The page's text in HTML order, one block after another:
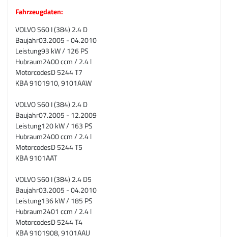
Fahrzeugdaten:
VOLVO S60 I (384) 2.4 D
Baujahr03.2005 - 04.2010
Leistung93 kW / 126 PS
Hubraum2400 ccm / 2.4 l
MotorcodesD 5244 T7
KBA9101910, 9101AAW
VOLVO S60 I (384) 2.4 D
Baujahr07.2005 - 12.2009
Leistung120 kW / 163 PS
Hubraum2400 ccm / 2.4 l
MotorcodesD 5244 T5
KBA9101AAT
VOLVO S60 I (384) 2.4 D5
Baujahr03.2005 - 04.2010
Leistung136 kW / 185 PS
Hubraum2401 ccm / 2.4 l
MotorcodesD 5244 T4
KBA9101908, 9101AAU